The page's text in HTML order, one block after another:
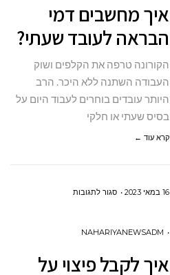
הבראה
לעובד
איך מחשבים דמי
הבראה לעובד שעתי?
הקורונה טרפה את הקלפים ושוק
העבודה השתנה ללא היכר. הרב
היותר עובדים בוחרים לעבוד היום על
בסיס שעתי או חלקי
קרא עוד ←
16 במאי 2023 סגור לתגובותעל
על
NAHARIYANEWSADM
איך לקבל פיצוי על